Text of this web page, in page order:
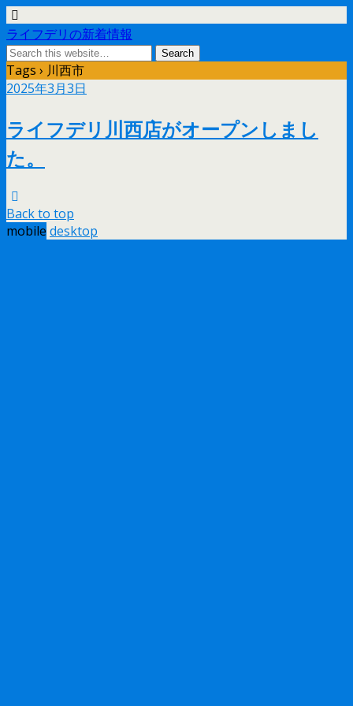
ライフデリの新着情報
Tags › 川西市
2025年3月3日
ライフデリ川西店がオープンしまし
た。
Back to top
mobile desktop